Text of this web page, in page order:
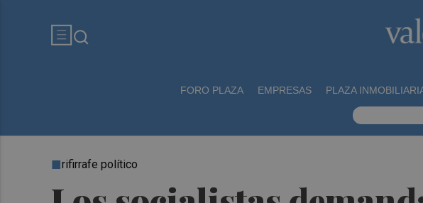
FORO PLAZA EMPRESAS PLAZA
rifirrafe político